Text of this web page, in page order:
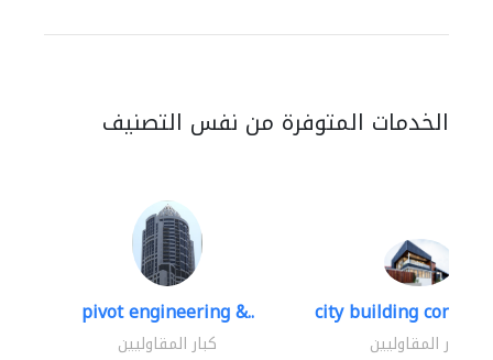
الخدمات المتوفرة من نفس التصنيف
pivot engineering &..
كبار المقاوليين
city building
كبار المقاوليين